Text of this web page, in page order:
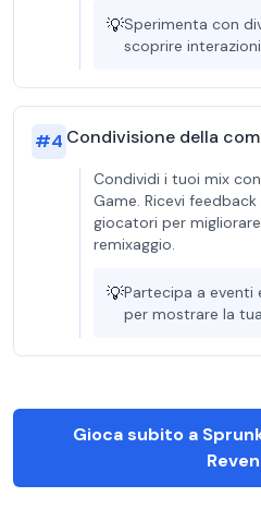
💡Sperimenta con
scoprire
#4 Condivisione della
Condividi i tuoi mix
Game. Ricevi
giocatori per
remixaggio.
💡Partecipa a
per mostrare la
Gioca subito a